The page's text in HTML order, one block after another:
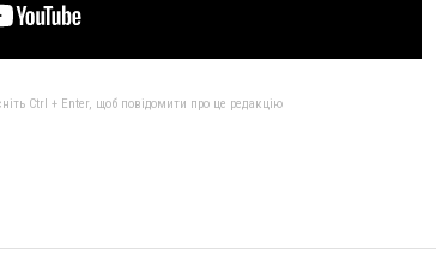
Ctrl + Enter, щоб повідомити про це редакцію